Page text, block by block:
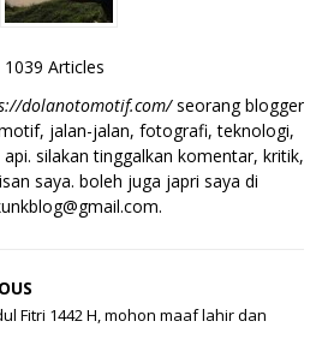
1039 Articles
dolanotomotif.com/seorang blogger
jalan-jalan, fotografi, teknologi,
silakan tinggalkan komentar, kritik,
saya. boleh juga japri saya di
.
Fitri 1442 H, mohon maaf lahir dan